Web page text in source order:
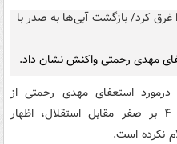
مهدی رحمتی واکنش نشان داد.
درمورد استعفای مهدی رحمتی از
سرمربیگری نساجی پس از شکست ۴ بر صفر مقابل استقلال، اظهار
نکرده است.